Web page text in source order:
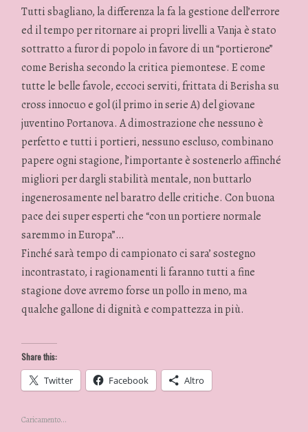
Tutti sbagliano, la differenza la fa la gestione dell’errore
ed il tempo per ritornare ai propri livelli a Vanja è stato
sottratto a furor di popolo in favore di un “portierone”
come Berisha secondo la critica piemontese. E come
tutte le belle favole, eccoci serviti, frittata di Berisha su
cross innocuo e gol (il primo in serie A) del giovane
juventino Portanova. A dimostrazione che nessuno è
perfetto e tutti i portieri, nessuno escluso, combinano
papere ogni stagione, l’importante è sostenerlo affinché
migliori per dargli stabilità mentale, non buttarlo
ingenerosamente nel baratro delle critiche. Con buona
pace dei super esperti che “con un portiere normale
saremmo in Europa”…
Finché sarà tempo di campionato ci sara’ sostegno
incontrastato, i ragionamenti li faranno tutti a fine
stagione dove avremo forse un pollo in meno, ma
qualche gallone di dignità e compattezza in più.
Share this:
Twitter Facebook Altro
Caricamento...